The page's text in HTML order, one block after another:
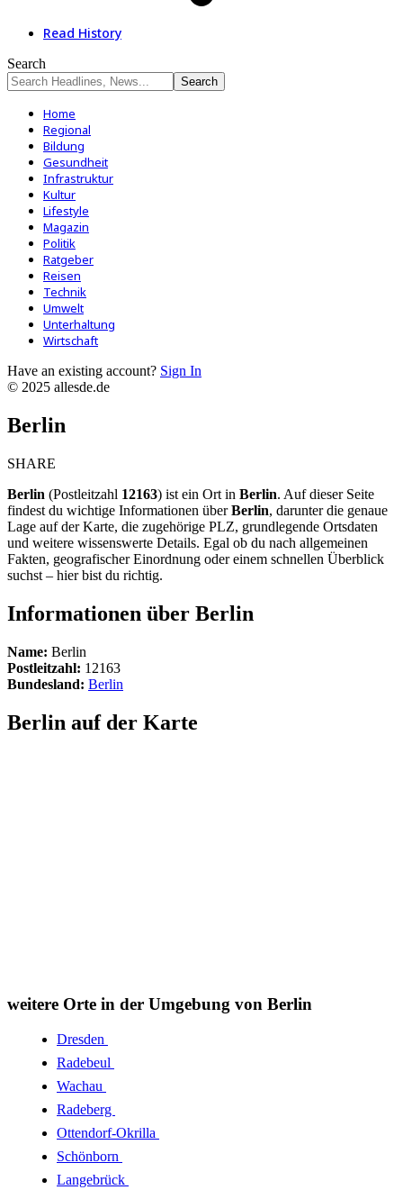
Read History
Search
Home
Regional
Bildung
Gesundheit
Infrastruktur
Kultur
Lifestyle
Magazin
Politik
Ratgeber
Reisen
Technik
Umwelt
Unterhaltung
Wirtschaft
Have an existing account? Sign In
© 2025 allesde.de
Berlin
SHARE
Berlin (Postleitzahl 12163) ist ein Ort in Berlin. Auf dieser Seite
findest du wichtige Informationen überBerlin, darunter die genaue
Lage auf der Karte, die zugehörige PLZ, grundlegende Ortsdaten
und weitere wissenswerte Details. Egal ob du nach allgemeinen
Fakten, geografischer Einordnung oder einem schnellen Überblick
suchst – hier bist du richtig.
Informationen über Berlin
Name: Berlin
Postleitzahl: 12163
Bundesland: Berlin
Berlin auf der Karte
weitere Orte in der Umgebung von Berlin
Dresden
Radebeul
Wachau
Radeberg
Ottendorf-Okrilla
Schönborn
Langebrück